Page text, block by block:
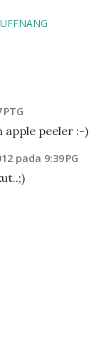
apple peeler :-)
pada 9:39 PG